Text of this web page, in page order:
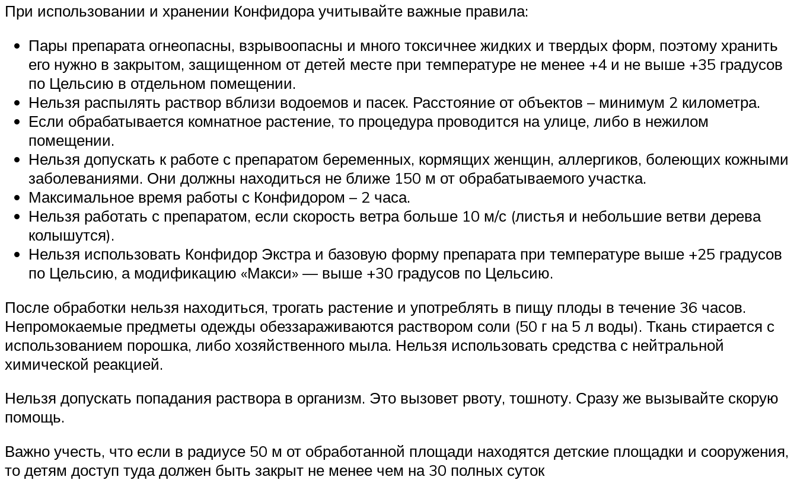
При использовании и хранении Конфидора учитывайте важные правила:
Пары препарата огнеопасны, взрывоопасны и много токсичнее жидких и твердых форм, поэтому хранить
его нужно в закрытом, защищенном от детей месте при температуре не менее +4 и не выше +35 градусов
по Цельсию в отдельном помещении.
Нельзя распылять раствор вблизи водоемов и пасек. Расстояние от объектов – минимум 2 километра.
Если обрабатывается комнатное растение, то процедура проводится на улице, либо в нежилом
помещении.
Нельзя допускать к работе с препаратом беременных, кормящих женщин, аллергиков, болеющих кожными
заболеваниями. Они должны находиться не ближе 150 м от обрабатываемого участка.
Максимальное время работы с Конфидором – 2 часа.
Нельзя работать с препаратом, если скорость ветра больше 10 м/с (листья и небольшие ветви дерева
колышутся).
Нельзя использовать Конфидор Экстра и базовую форму препарата при температуре выше +25 градусов
по Цельсию, а модификацию «Макси» — выше +30 градусов по Цельсию.
После обработки нельзя находиться, трогать растение и употреблять в пищу плоды в течение 36 часов.
Непромокаемые предметы одежды обеззараживаются раствором соли (50 г на 5 л воды). Ткань стирается с
использованием порошка, либо хозяйственного мыла. Нельзя использовать средства с нейтральной
химической реакцией.
Нельзя допускать попадания раствора в организм. Это вызовет рвоту, тошноту. Сразу же вызывайте скорую
помощь.
Важно учесть, что если в радиусе 50 м от обработанной площади находятся детские площадки и сооружения,
то детям доступ туда должен быть закрыт не менее чем на 30 полных суток